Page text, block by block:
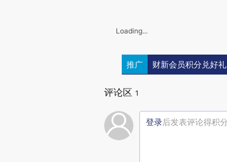
Loading...
推广 财新会员积分兑好礼
评论区 1
登录后发表评论得积分